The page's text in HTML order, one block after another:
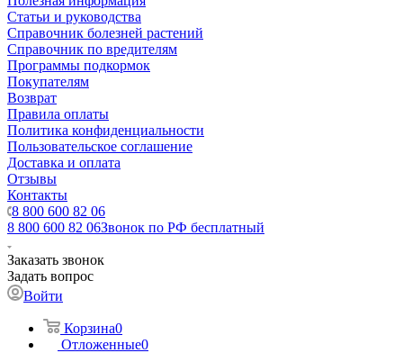
Статьи и руководства
Справочник болезней растений
Справочник по вредителям
Программы подкормок
Покупателям
Возврат
Правила оплаты
Политика конфиденциальности
Пользовательское соглашение
Доставка и оплата
Отзывы
Контакты
8 800 600 82 06
8 800 600 82 06Звонок по РФ бесплатный
Заказать звонок
Задать вопрос
Войти
Корзина0
Отложенные0